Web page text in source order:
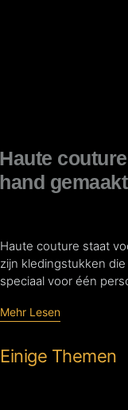
Haute
hand
Haute couture staat
zijn kledingstukken
speciaal voor één
Mehr Lesen
Einige Themen